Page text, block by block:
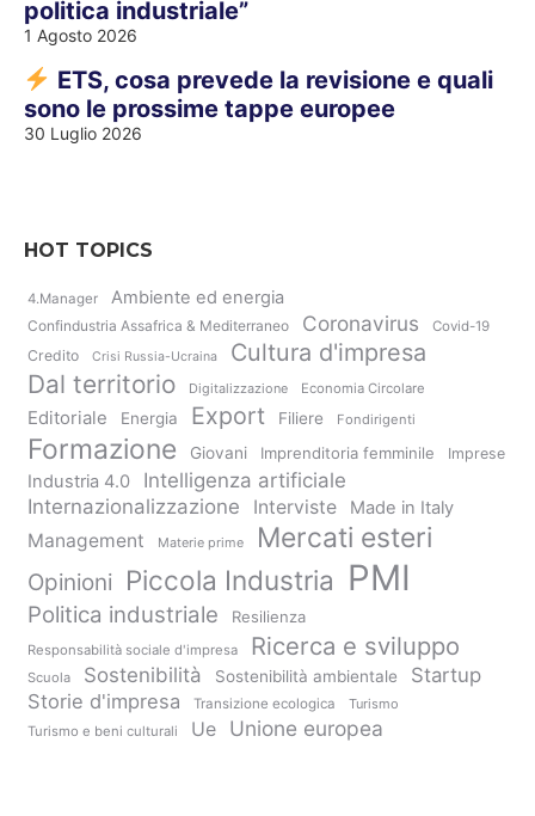
politica industriale”
1 Agosto 2026
ETS, cosa prevede la revisione e quali
sono le prossime tappe europee
30 Luglio 2026
HOT TOPICS
4.Manager Ambiente ed energia
Confindustria Assafrica & Mediterraneo Coronavirus Covid-19
Credito Crisi Russia-Ucraina Cultura d'impresa
Dal territorio Digitalizzazione Economia Circolare
Editoriale Energia Export Filiere Fondirigenti
Formazione Giovani Imprenditoria femminile Imprese
Industria 4.0
Intelligenza artificiale
Internazionalizzazione
Interviste Made in Italy
Management Materie prime Mercati esteri
Opinioni Piccola Industria PMI
Politica industriale Resilienza
Responsabilità sociale d'impresa Ricerca e sviluppo
Scuola Sostenibilità Sostenibilità ambientale
Startup
Storie d'impresa
Transizione ecologica
Turismo
Turismo e beni culturali
Ue Unione europea